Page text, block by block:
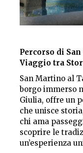
Percorso di
Viaggio tra
San Martino al
borgo immerso
Giulia, offre un
che unisce
chi ama
scoprire le
un’esperienza